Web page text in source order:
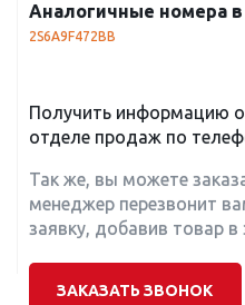
Аналогичные номера в
2S6A9F472BB
Получить информацию
отделе продаж по
Так же, вы можете
менеджер перезвонит
заявку, добавив товар в
ЗАКАЗАТЬ ЗВОНОК